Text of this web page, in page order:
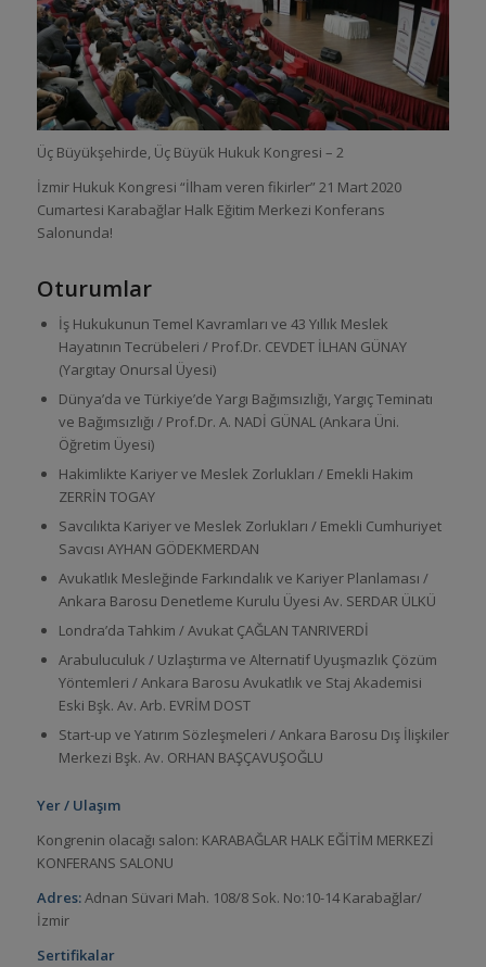
Üç Büyükşehirde, Üç Büyük Hukuk Kongresi – 2
İzmir Hukuk Kongresi “İlham veren fikirler” 21 Mart 2020
Cumartesi Karabağlar Halk Eğitim Merkezi Konferans
Salonunda!
Oturumlar
İş Hukukunun Temel Kavramları ve 43 Yıllık Meslek
Hayatının Tecrübeleri / Prof.Dr. CEVDET İLHAN GÜNAY
(Yargıtay Onursal Üyesi)
Dünya’da ve Türkiye’de Yargı Bağımsızlığı, Yargıç Teminatı
ve Bağımsızlığı / Prof.Dr. A. NADİ GÜNAL (Ankara Üni.
Öğretim Üyesi)
Hakimlikte Kariyer ve Meslek Zorlukları / Emekli Hakim
ZERRİN TOGAY
Savcılıkta Kariyer ve Meslek Zorlukları / Emekli Cumhuriyet
Savcısı AYHAN GÖDEKMERDAN
Avukatlık Mesleğinde Farkındalık ve Kariyer Planlaması /
Ankara Barosu Denetleme Kurulu Üyesi Av. SERDAR ÜLKÜ
Londra’da Tahkim / Avukat ÇAĞLAN TANRIVERDİ
Arabuluculuk / Uzlaştırma ve Alternatif Uyuşmazlık Çözüm
Yöntemleri / Ankara Barosu Avukatlık ve Staj Akademisi
Eski Bşk. Av. Arb. EVRİM DOST
Start-up ve Yatırım Sözleşmeleri / Ankara Barosu Dış İlişkiler
Merkezi Bşk. Av. ORHAN BAŞÇAVUŞOĞLU
Yer / Ulaşım
Kongrenin olacağı salon: KARABAĞLAR HALK EĞİTİM MERKEZİ
KONFERANS SALONU
Adres:Adnan Süvari Mah. 108/8 Sok. No:10-14 Karabağlar/
İzmir
Sertifikalar